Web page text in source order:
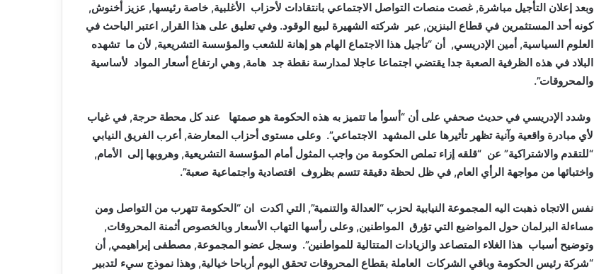
وبعد إعلان التأجيل مباشرة, غصت منصات التواصل الاجتماعي بانتقادات لأحزاب الأغلبية, خاصة رئيسها, عزيز أخنوش,
كونه أحد المستثمرين في قطاع البنزين, عبر شركته الشهيرة لبيع الوقود. وفي تعليق على هذا القرار, اعتبر الباحث في
العلوم السياسية, أمين الإدريسي, أن “تأجيل هذا الاجتماع الهام هو إهانة للشعب والمؤسسة التشريعية, لأن ما تشهده
البلاد في هذه الظرفية الصعبة جدا يقتضي اجتماعا عاجلا لمدارسة نقطة جد هامة, وهي ارتفاع أسعار المواد لأساسية
والمحروقات”.
وشدد الإدريسي في حديث صحفي على أن “أسوأ ما تتميز به هذه الحكومة هو صمتها عند كل محطة حرجة, في غياب
لأي مبادرة واقعية وآنية تظهر تأثيرها على المشهد الاجتماعي”. وعلى مستوى أحزاب المعارضة, أعرب الفريق النيابي
“للتقدم والاشتراكية” عن “قلقه إزاء تملص الحكومة من واجب المثول أمام المؤسسة التشريعية, وهروبها إلى الأمام,
واختبائها من مواجهة الرأي العام, في ظل لحظة دقيقة تتسم بظروف اقتصادية واجتماعية صعبة”.
نفس الاتجاه ذهبت اليه المجموعة النيابية لحزب “العدالة والتنمية”, التي اكدت ان “الحكومة تتهرب من التواصل ومن
مساءلة البرلمان حول المواضيع التي تؤرق المواطنين, وعلى رأسها التهاب الأسعار وبالخصوص أثمنة المحروقات,
وتوضيح أسباب هذا الغلاء المتصاعد والزيادات المتتالية للمواطنين”. وسجل عضو المجموعة, مصطفى إبراهيمي, أن
“شركة رئيس الحكومة وباقي الشركات العاملة بقطاع المحروقات تحقق اليوم أرباحا خيالية, وهذا نموذج سيء لتدبير